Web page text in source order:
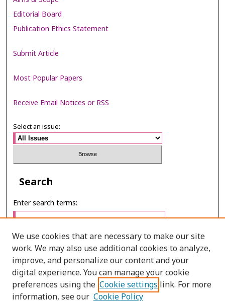
Editorial Board
Publication Ethics Statement
Submit Article
Most Popular Papers
Receive Email Notices or RSS
Select an issue:
Search
Enter search terms:
Select context to search:
Advanced Search
We use cookies that are necessary to make our site
work. We may also use additional cookies to analyze,
improve, and personalize our content and your
digital experience. You can manage your cookie
preferences using the Cookie settings link. For more
information, see our Cookie Policy